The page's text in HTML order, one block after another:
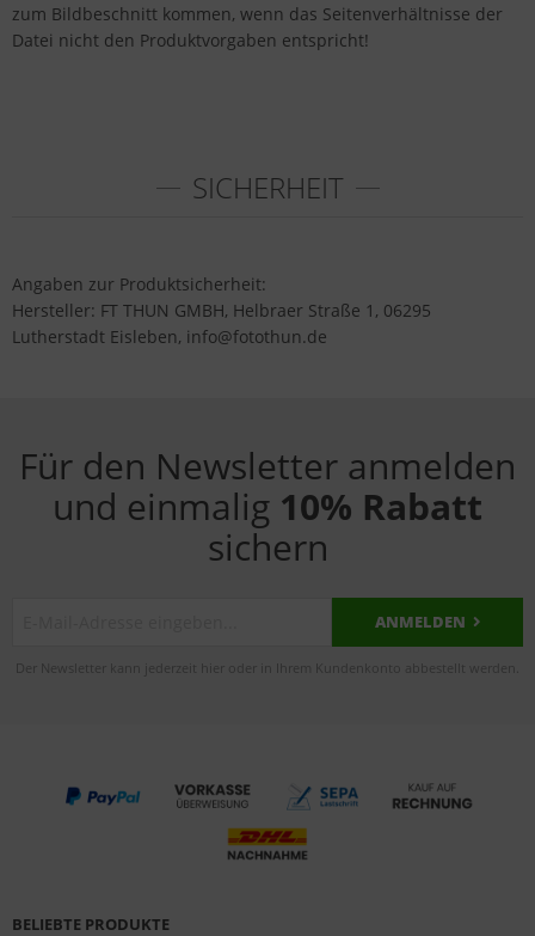
zum Bildbeschnitt kommen, wenn das Seitenverhältnisse der
Datei nicht den Produktvorgaben entspricht!
SICHERHEIT
Angaben zur Produktsicherheit:
Hersteller: FT THUN GMBH, Helbraer Straße 1, 06295
Lutherstadt Eisleben, info@fotothun.de
Für den Newsletter anmelden
und einmalig 10% Rabatt
sichern
ANMELDEN
Der Newsletter kann jederzeit hier oder in Ihrem Kundenkonto abbestellt werden.
BELIEBTE PRODUKTE